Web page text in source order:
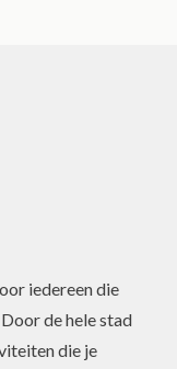
iedereen die
de hele stad
die je